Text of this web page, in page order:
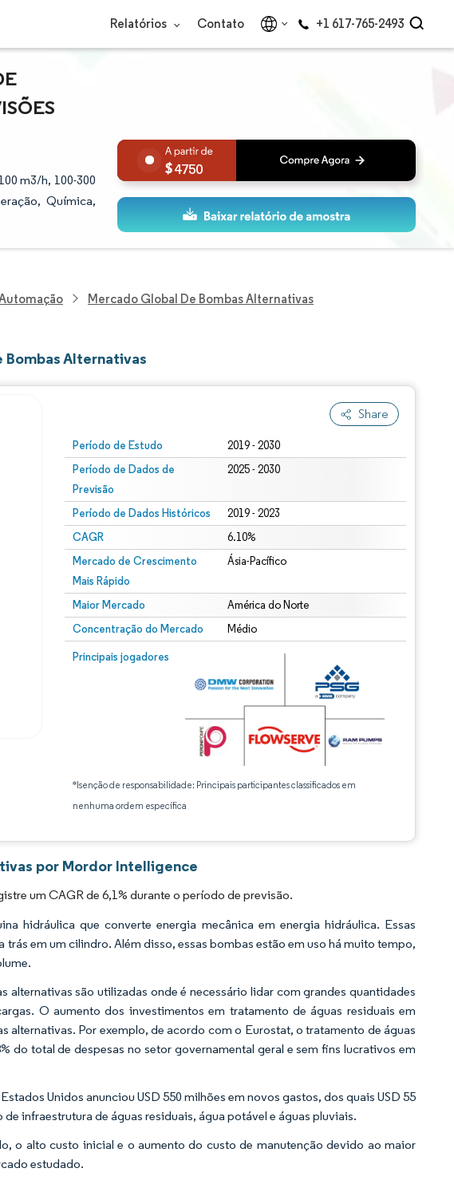
Relatórios Contato +1 617-765-2493
m3/h, 100-300
Química,
4750
Mercado Global De Bombas Alternativas
Bombas Alternativas
Share
Período de Estudo 2019 - 2030
Período de Dados de
Previsão
2025 - 2030
Período de Dados Históricos 2019 - 2023
CAGR 6.10%
Mercado de Crescimento
Mais Rápido
Ásia-Pacífico
Maior Mercado América do Norte
Concentração do Mercado Médio
Principais jogadores
*Isenção de responsabilidade: Principais participantes classificados em
nenhuma ordem específica
por Mordor Intelligence
um CAGR de 6,1% durante o período de previsão.
hidráulica que converte energia mecânica em energia hidráulica. Essas
em um cilindro. Além disso, essas bombas estão em uso há muito tempo,
alternativas são utilizadas onde é necessário lidar com grandes quantidades
O aumento dos investimentos em tratamento de águas residuais em
alternativas. Por exemplo, de acordo com o Eurostat, o tratamento de águas
do total de despesas no setor governamental geral e sem fins lucrativos em
Unidos anunciou USD 550 milhões em novos gastos, dos quais USD 55
infraestrutura de águas residuais, água potável e águas pluviais.
o alto custo inicial e o aumento do custo de manutenção devido ao maior
estudado.